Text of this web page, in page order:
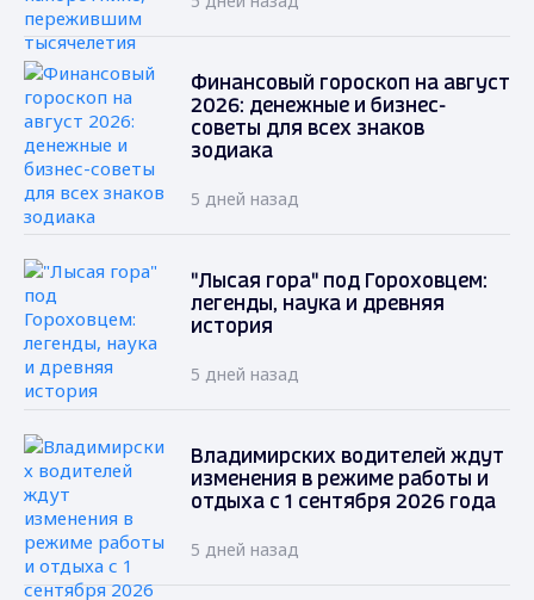
Финансовый гороскоп на август
2026: денежные и бизнес-
советы для всех знаков
зодиака
5 дней назад
"Лысая гора" под Гороховцем:
легенды, наука и древняя
история
5 дней назад
Владимирских водителей ждут
изменения в режиме работы и
отдыха с 1 сентября 2026 года
5 дней назад